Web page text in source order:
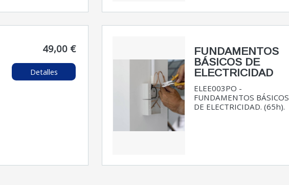
49,00 €
Detalles
FUNDAMENTOS
BÁSICOS DE
ELECTRICIDAD
ELEE003PO -
FUNDAMENTOS BÁSICOS
DE ELECTRICIDAD. (65h).